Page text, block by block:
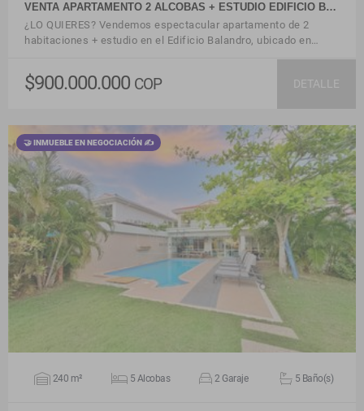
VENTA APARTAMENTO 2 ALCOBAS + ESTUDIO EDIFICIO B…
¿LO QUIERES? Vendemos espectacular apartamento de 2
habitaciones + estudio en el Edificio Balandro, ubicado en…
$900.000.000 COP DETALLE
🤝 INMUEBLE EN NEGOCIACIÓN ✍
VER DETALLES
240 m² 5 Alcobas 2 Garaje 5 Baño(s)